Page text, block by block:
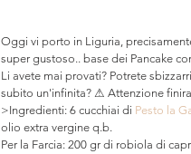
Oggi vi porto in Liguria,
super gustoso.. base dei Pancake
Li avete mai provati? Potrete
subito un'infinita? ⚠ Attenzione
>Ingredienti: 6 cucchiai di Pesto la
olio extra vergine q.b.
Per la Farcia: 200 gr di robiola di